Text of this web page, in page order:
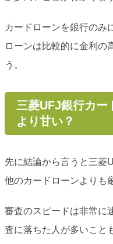
カードローンを銀行のみ
ローンは比較的に金利の
う。
三菱UFJ銀行カー
より甘い？
先に結論から言うと三菱
他のカードローンよりも
審査のスピードは非常に
査に落ちた人が多いこと